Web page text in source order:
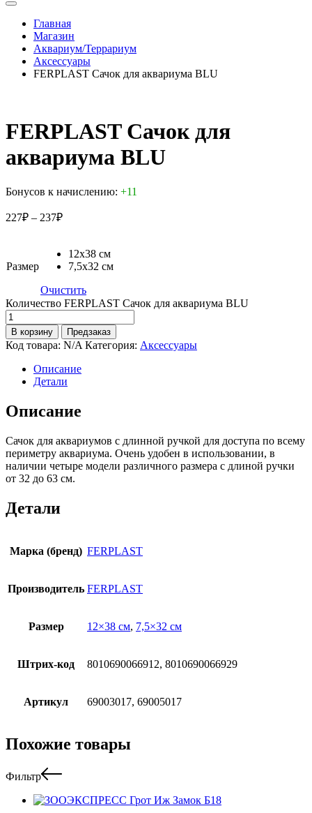
Главная
Магазин
Аквариум/Террариум
Аксессуары
FERPLAST Сачок для аквариума BLU
FERPLAST Сачок для
аквариума BLU
Бонусов к начислению: +11
227₽ – 237₽
Размер
12x38 см
7,5x32 см
Очистить
Количество FERPLAST Сачок для аквариума BLU
В корзину Предзаказ
Код товара: N/A Категория: Аксессуары
Описание
Детали
Описание
Сачок для аквариумов с длинной ручкой для доступа по всему
периметру аквариума. Очень удобен в использовании, в
наличии четыре модели различного размера с длиной ручки
от 32 до 63 см.
Детали
Марка (бренд) FERPLAST
Производитель FERPLAST
Размер 12×38 см, 7,5×32 см
Штрих-код 8010690066912, 8010690066929
Артикул 69003017, 69005017
Похожие товары
Фильтр